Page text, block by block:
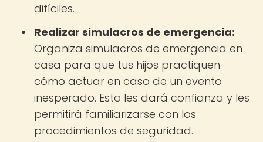
difíciles.
Realizar simulacros de emergencia:
Organiza simulacros de emergencia en
casa para que tus hijos practiquen
cómo actuar en caso de un evento
inesperado. Esto les dará confianza y les
permitirá familiarizarse con los
procedimientos de seguridad.